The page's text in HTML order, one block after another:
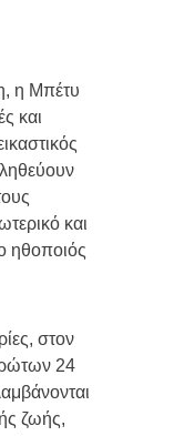
η Μπέτυ
και
και
ηθοποιός
στον
24
ζωής,